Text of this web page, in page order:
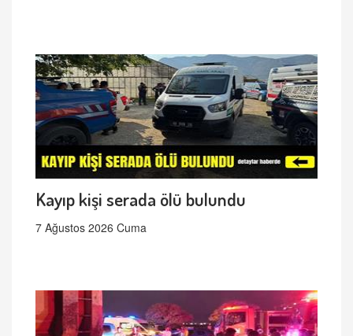
Kayıp kişi serada ölü bulundu
7 Ağustos 2026 Cuma